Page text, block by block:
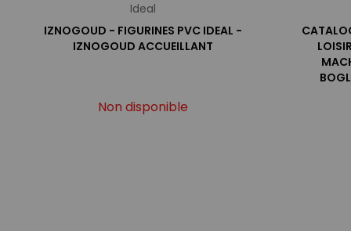
Ideal
IZNOGOUD - FIGURINES PVC IDEAL -
IZNOGOUD ACCUEILLANT
Non disponible